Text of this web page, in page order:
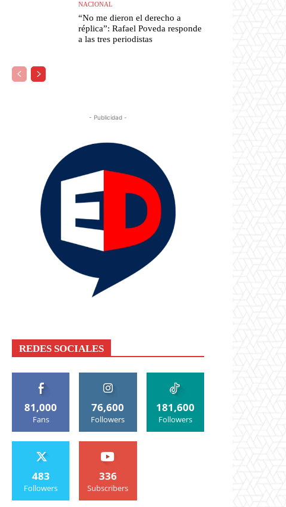
NACIONAL
“No me dieron el derecho a
réplica”: Rafael Poveda responde
a las tres periodistas
- Publicidad -
REDES SOCIALES
81,000
Fans
76,600
Followers
181,600
Followers
483
Followers
336
Subscribers